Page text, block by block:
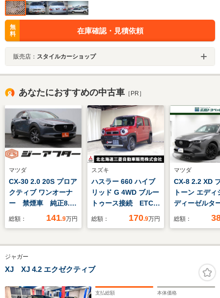
無
料
在庫確認・見積依頼
販売店： スタイルカーショップ
あなたにおすすめの中古車 ［PR］
マツダ
CX-30 2.0 20S プロア
クティブ ワンオーナ
ー 禁煙車 純正8.8
インチナビ バックカ
トロール メモリー付
パワーシート シート
ヒーター ステアリン
ゲート ETC LED
総額： 141.9万円
スズキ
ハスラー 660 ハイブ
リッド G 4WD ブルー
トゥース接続 ETC
バックカメラ シート
リップコントロール
キ 認定中古車保障付
総額： 170.9万円
マツダ
CX-8 2.2 XD
トーン エディ
ディーゼルタ
ーター/ディス
総額：
ジャガー
XJ XJ 4.2 エクゼクティブ
支払総額 本体価格